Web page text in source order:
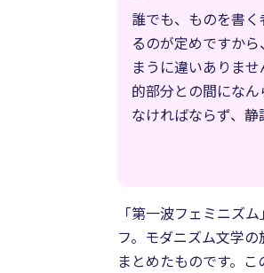
誰でも、ものを書
るのが定めですか
まうに違いありま
的部分との間にな
なければならず、静
「第一波フェミニズ
フ。モダニズム文学
まとめたものです。